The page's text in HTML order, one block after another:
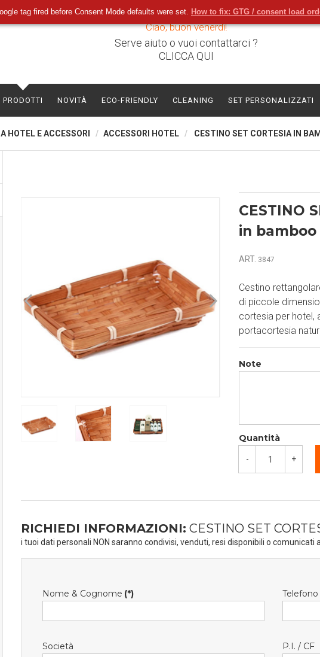
tag fired before Consent Mode defaults were set. How to fix: GTG / consent load
Ciao, buon venerdì!
Serve aiuto o vuoi contattarci ?
CLICCA QUI
PRODOTTI NOVITÀ ECO-FRIENDLY CLEANING SET PERSONALIZZATI
HOTEL E ACCESSORI ACCESSORI HOTEL CESTINO SET CORTESIA IN
CESTINO
in
ART. 3847
Cestino
di piccole
cortesia per hotel,
portacortesia
Note
Quantità
- +
RICHIEDI INFORMAZIONI: CESTINO SET
i tuoi dati personali NON saranno condivisi, venduti, resi disponibili o comunicati
Nome & Cognome (*) Telefono
Società P.I. / CF